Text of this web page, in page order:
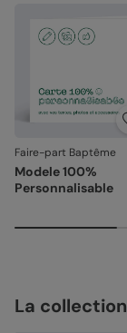
emballage
Votre
Si vous
façonnage ou
30 jours. Nous
impression si
En revanche, si
vous avez
ne pourra pas
Faire-part Baptême
Modele 100%
Personnalisable
La